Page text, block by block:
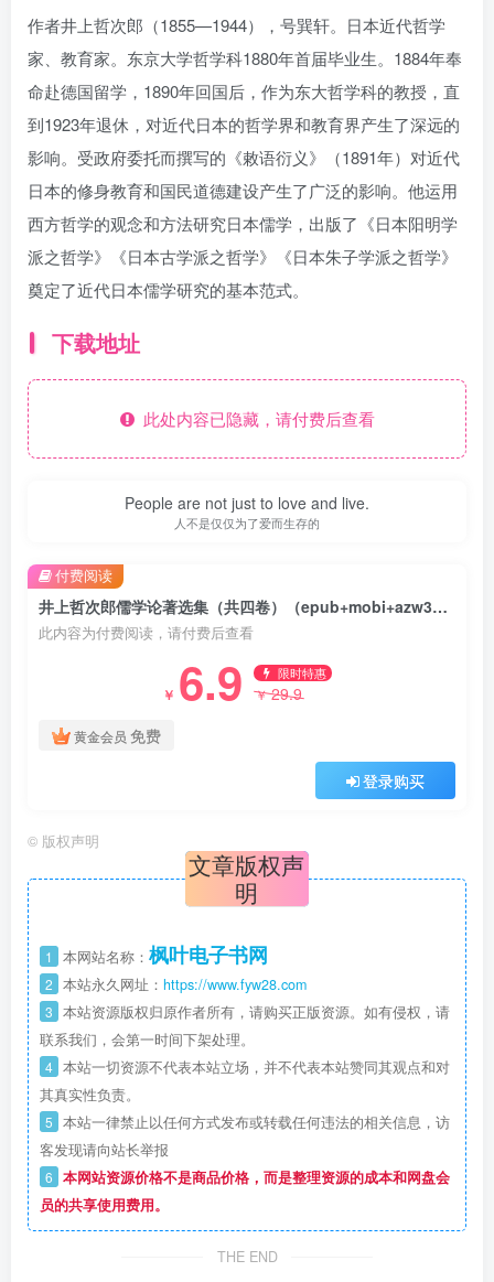
作者井上哲次郎（1855—1944），号巽轩。日本近代哲学
家、教育家。东京大学哲学科1880年首届毕业生。1884年奉
命赴德国留学，1890年回国后，作为东大哲学科的教授，直
到1923年退休，对近代日本的哲学界和教育界产生了深远的
影响。受政府委托而撰写的《敕语衍义》（1891年）对近代
日本的修身教育和国民道德建设产生了广泛的影响。他运用
西方哲学的观念和方法研究日本儒学，出版了《日本阳明学
派之哲学》《日本古学派之哲学》《日本朱子学派之哲学》
奠定了近代日本儒学研究的基本范式。
下载地址
此处内容已隐藏，请付费后查看
People are not just to love and live.
人不是仅仅为了爱而生存的
井上哲次郎儒学论著选集（共四卷）（epub+mobi+azw3+pdf）
此内容为付费阅读，请付费后查看
￥ 6.9 限时特惠
￥29.9
黄金会员 免费
登录购买
付费阅读
© 版权声明
文章版权声
明
1 本网站名称： 枫叶电子书网
2 本站永久网址： https://www.fyw28.com
3 本站资源版权归原作者所有，请购买正版资源。如有侵权，请
联系我们，会第一时间下架处理。
4 本站一切资源不代表本站立场，并不代表本站赞同其观点和对
其真实性负责。
5 本站一律禁止以任何方式发布或转载任何违法的相关信息，访
客发现请向站长举报
6 本网站资源价格不是商品价格，而是整理资源的成本和网盘会
员的共享使用费用。
THE END